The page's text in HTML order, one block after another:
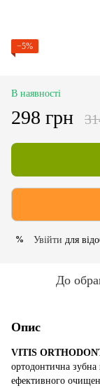
−5%
В наявності
298 грн
% Увійти для
До
Опис
VITIS
ортодонтична
ефективного